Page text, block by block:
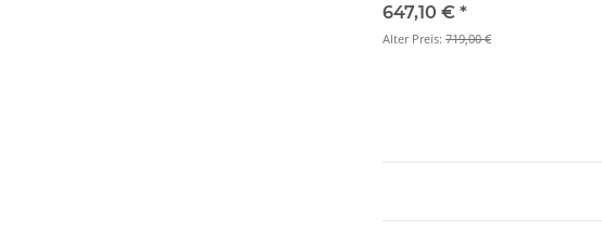
Radantrieb (Grundgerät)
647,10 € *
Alter Preis: 719,00 €